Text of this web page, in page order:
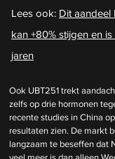
Lees ook: Dit aandeel
kan +80% stijgen en
jaren
Ook UBT251 trekt
zelfs op drie hormonen
recente studies in China
resultaten zien. De markt
langzaam te beseffen dat